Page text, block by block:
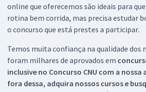
online que oferecemos são ideais para
rotina bem corrida, mas precisa estudar
o concurso que está prestes a participar.
Temos muita confiança na qualidade dos
foram milhares de aprovados em
inclusive no Concurso CNU com a nossa
fora dessa, adquira nossos cursos e